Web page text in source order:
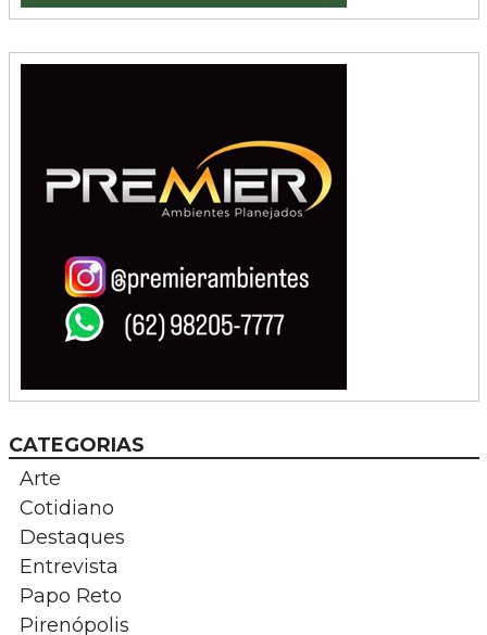
CATEGORIAS
Arte
Cotidiano
Destaques
Entrevista
Papo Reto
Pirenópolis